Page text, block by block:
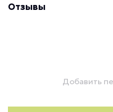
Отзывы
Добавить